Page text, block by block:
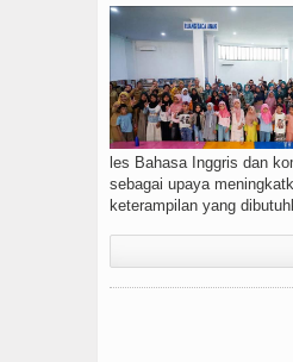
les Bahasa Inggris dan
sebagai upaya
keterampilan yang